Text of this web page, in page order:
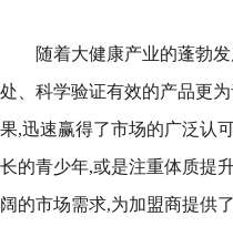
随着大健康产业的蓬勃
处、科学验证有效的产品更
果,迅速赢得了市场的广泛认
长的青少年,或是注重体质提
阔的市场需求,为加盟商提供